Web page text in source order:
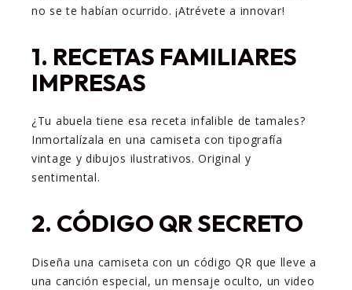
no se te habían ocurrido. ¡Atrévete a innovar!
1. RECETAS FAMILIARES
IMPRESAS
¿Tu abuela tiene esa receta infalible de tamales?
Inmortalízala en una camiseta con tipografía
vintage y dibujos ilustrativos. Original y
sentimental.
2. CÓDIGO QR SECRETO
Diseña una camiseta con un código QR que lleve a
una canción especial, un mensaje oculto, un video